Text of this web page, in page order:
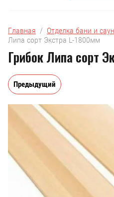
Главная
  /
Отделка бани и
Липа сорт Экстра L-1800мм
Грибок Липа сорт
Предыдущий